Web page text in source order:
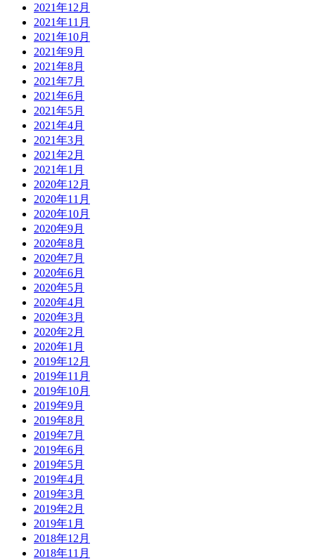
2021年12月
2021年11月
2021年10月
2021年9月
2021年8月
2021年7月
2021年6月
2021年5月
2021年4月
2021年3月
2021年2月
2021年1月
2020年12月
2020年11月
2020年10月
2020年9月
2020年8月
2020年7月
2020年6月
2020年5月
2020年4月
2020年3月
2020年2月
2020年1月
2019年12月
2019年11月
2019年10月
2019年9月
2019年8月
2019年7月
2019年6月
2019年5月
2019年4月
2019年3月
2019年2月
2019年1月
2018年12月
2018年11月